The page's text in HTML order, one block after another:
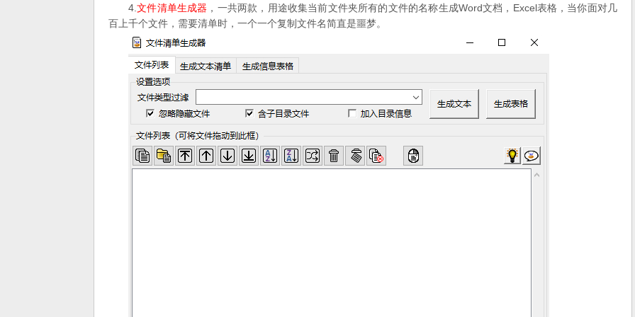
4. 文件清单生成器 ，一共两款，用途收集当前文件夹所有的文件的名称生成Word文档，Excel表格，当你面对几
百上千个文件，需要清单时，一个一个复制文件名简直是噩梦。